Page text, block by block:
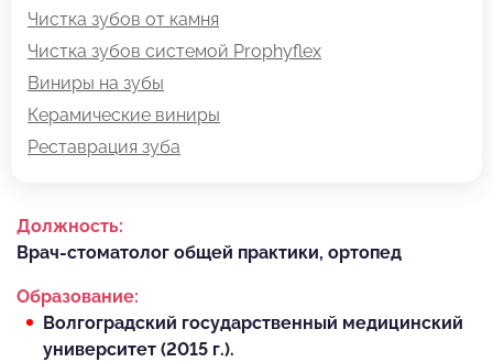
Чистка зубов от камня
Чистка зубов системой Prophyflex
Виниры на зубы
Керамические виниры
Реставрация зуба
Должность:
Врач-стоматолог общей практики, ортопед
Образование:
Волгоградский государственный медицинский
университет (2015 г.).